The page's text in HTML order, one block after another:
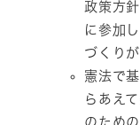
政策方
に参加
づくりが
憲法で
らあえ
のため